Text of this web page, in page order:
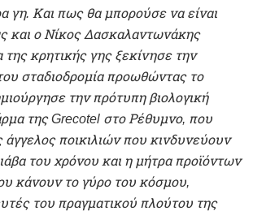
γη. Και πως θα μπορούσε να είναι
και ο Νίκος Δασκαλαντωνάκης
κρητικής γης ξεκίνησε την
σταδιοδρομία προωθώντας το
την πρότυπη βιολογική
της Grecotel στο Ρέθυμνο, που
άγγελος ποικιλιών που κινδυνεύουν
του χρόνου και η μήτρα προϊόντων
κάνουν το γύρο του κόσμου,
του πραγματικού πλούτου της